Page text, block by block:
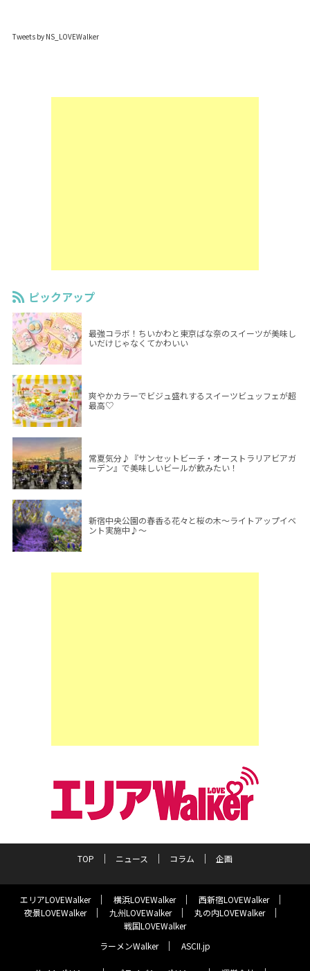
Tweets by NS_LOVEWalker
ピックアップ
最強コラボ！ちいかわと東京ばな奈のスイーツが美味し
いだけじゃなくてかわいい
爽やかカラーでビジュ盛れするスイーツビュッフェが超
最高♡
常夏気分♪『サンセットビーチ・オーストラリアビアガ
ーデン』で美味しいビールが飲みたい！
新宿中央公園の春香る花々と桜の木～ライトアップイベ
ント実施中♪～
TOP ニュース コラム 企画
エリアLOVEWalker 横浜LOVEWalker
西新宿LOVEWalker
夜景LOVEWalker
九州LOVEWalker
丸の内LOVEWalker
戦国LOVEWalker
ラーメンWalker
ASCII.jp